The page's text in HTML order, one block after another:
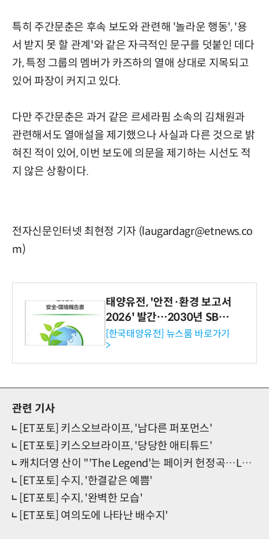
특히 주간문춘은 후속 보도와 관련해 '놀라운 행동', '용
서 받지 못 할 관계'와 같은 자극적인 문구를 덧붙인 데다
가, 특정 그룹의 멤버가 카즈하의 열애 상대로 지목되고
있어 파장이 커지고 있다.
다만 주간문춘은 과거 같은 르세라핌 소속의 김채원과
관련해서도 열애설을 제기했으나 사실과 다른 것으로 밝
혀진 적이 있어, 이번 보도에 의문을 제기하는 시선도 적
지 않은 상황이다.
전자신문인터넷 최현정 기자 (laugardagr@etnews.co
m)
태양유전, '안전·환경 보고서
2026' 발간…2030년 SBT
수준 온실가스 감축 추진
[한국태양유전] 뉴스룸 바로가기
>
관련 기사
[ET포토] 키스오브라이프, '남다른 퍼포먼스'
[ET포토] 키스오브라이프, '당당한 애티튜드'
캐치더영 산이 "'The Legend'는 페이커 헌정곡…LCK 초청 환영한다"
[ET포토] 수지, '한결같은 예쁨'
[ET포토] 수지, '완벽한 모습'
[ET포토] 여의도에 나타난 배수지'